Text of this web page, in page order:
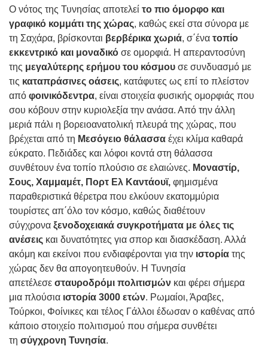
Ο νότος της Τυνησίας αποτελεί το πιο όμορφο και
γραφικό κομμάτι της χώρας, καθώς εκεί στα σύνορα με
τη Σαχάρα, βρίσκονται βερβέρικα χωριά, σ΄ένα τοπίο
εκκεντρικό και μοναδικό σε ομορφιά. Η απεραντοσύνη
της μεγαλύτερης ερήμου του κόσμου σε συνδυασμό με
τις καταπράσινες οάσεις, κατάφυτες ως επί το πλείστον
από φοινικόδεντρα, είναι στοιχεία φυσικής ομορφιάς που
σου κόβουν στην κυριολεξία την ανάσα. Από την άλλη
μεριά πάλι η βορειοανατολική πλευρά της χώρας, που
βρέχεται από τη Μεσόγειο θάλασσα έχει κλίμα καθαρά
εύκρατο. Πεδιάδες και λόφοι κοντά στη θάλασσα
συνθέτουν ένα τοπίο πλούσιο σε ελαιώνες. Μοναστίρ,
Σους, Χαμμαμέτ, Πορτ Ελ Καντάουϊ, φημισμένα
παραθεριστικά θέρετρα που ελκύουν εκατομμύρια
τουρίστες απ΄όλο τον κόσμο, καθώς διαθέτουν
σύγχρονα ξενοδοχειακά συγκροτήματα με όλες τις
ανέσεις και δυνατότητες για σπορ και διασκέδαση. Αλλά
ακόμη και εκείνοι που ενδιαφέρονται για την ιστορία της
χώρας δεν θα απογοητευθούν. Η Τυνησία
απετέλεσε σταυροδρόμι πολιτισμών και φέρει σήμερα
μια πλούσια ιστορία 3000 ετών. Ρωμαίοι, Άραβες,
Τούρκοι, Φοίνικες και τέλος Γάλλοι έδωσαν ο καθένας από
κάποιο στοιχείο πολιτισμού που σήμερα συνθέτει
τη σύγχρονη Τυνησία.